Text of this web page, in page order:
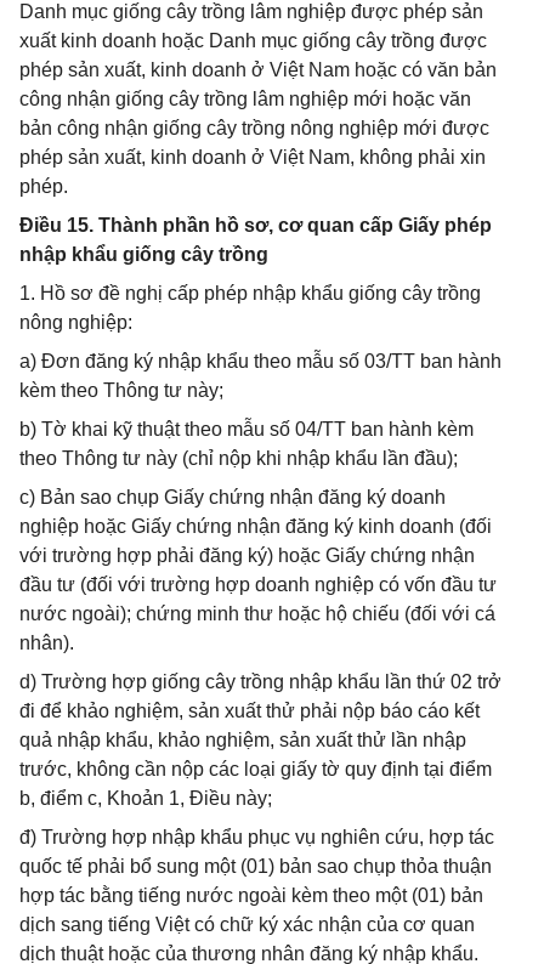
Danh mục giống cây trồng lâm nghiệp được phép sản
xuất kinh doanh hoặc Danh mục giống cây trồng được
phép sản xuất, kinh doanh ở Việt Nam hoặc có văn bản
công nhận giống cây trồng lâm nghiệp mới hoặc văn
bản công nhận giống cây trồng nông nghiệp mới được
phép sản xuất, kinh doanh ở Việt Nam, không phải xin
phép.
Điều 15. Thành phần hồ sơ, cơ quan cấp Giấy phép
nhập khẩu giống cây trồng
1. Hồ sơ đề nghị cấp phép nhập khẩu giống cây trồng
nông nghiệp:
a) Đơn đăng ký nhập khẩu theo mẫu số 03/TT ban hành
kèm theo Thông tư này;
b) Tờ khai kỹ thuật theo mẫu số 04/TT ban hành kèm
theo Thông tư này (chỉ nộp khi nhập khẩu lần đầu);
c) Bản sao chụp Giấy chứng nhận đăng ký doanh
nghiệp hoặc Giấy chứng nhận đăng ký kinh doanh (đối
với trường hợp phải đăng ký) hoặc Giấy chứng nhận
đầu tư (đối với trường hợp doanh nghiệp có vốn đầu tư
nước ngoài); chứng minh thư hoặc hộ chiếu (đối với cá
nhân).
d) Trường hợp giống cây trồng nhập khẩu lần thứ 02 trở
đi để khảo nghiệm, sản xuất thử phải nộp báo cáo kết
quả nhập khẩu, khảo nghiệm, sản xuất thử lần nhập
trước, không cần nộp các loại giấy tờ quy định tại điểm
b, điểm c, Khoản 1, Điều này;
đ) Trường hợp nhập khẩu phục vụ nghiên cứu, hợp tác
quốc tế phải bổ sung một (01) bản sao chụp thỏa thuận
hợp tác bằng tiếng nước ngoài kèm theo một (01) bản
dịch sang tiếng Việt có chữ ký xác nhận của cơ quan
dịch thuật hoặc của thương nhân đăng ký nhập khẩu.